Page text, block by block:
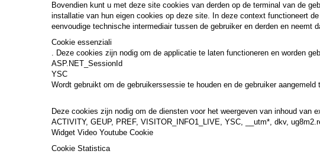
Bovendien kunt u met deze site cookies van derden op de terminal van de
installatie van hun eigen cookies op deze site. In deze context functioneert
eenvoudige technische intermediair tussen de gebruiker en derden en
Cookie essenziali
. Deze cookies zijn nodig om de applicatie te laten functioneren en worden
ASP.NET_SessionId
YSC
Wordt gebruikt om de gebruikerssessie te houden en de gebruiker aangemeld
Deze cookies zijn nodig om de diensten voor het weergeven van inhoud
ACTIVITY, GEUP, PREF, VISITOR_INFO1_LIVE, YSC, __utm*, dkv,
Widget Video Youtube Cookie
Cookie Statistica